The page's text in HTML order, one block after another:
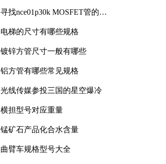
寻找nce01p30k MOSFET管的合
电梯的尺寸有哪些规格
镀锌方管尺寸一般有哪些
铝方管有哪些常见规格
光线传媒参投三国的星空爆冷
横担型号对应重量
锰矿石产品化合水含量
曲臂车规格型号大全